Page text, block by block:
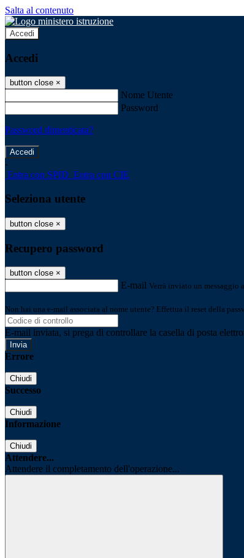
Salta al contenuto
Accedi
Accedi
button close ×
Nome Utente
Password
Password dimenticata?
-
Entra con SPID Entra con CIE
Seleziona utente
button close ×
Recupero password
button close ×
E-mail Verrà inviato un
Non hai una e-mail associata al nome utente? Effettua il reset della
E-mail inviata, si prega di controllare la casella di posta
Errore
Chiudi
Successo
Chiudi
Informazione
Chiudi
Attendere...
Attendere il completamento dell'operazione...